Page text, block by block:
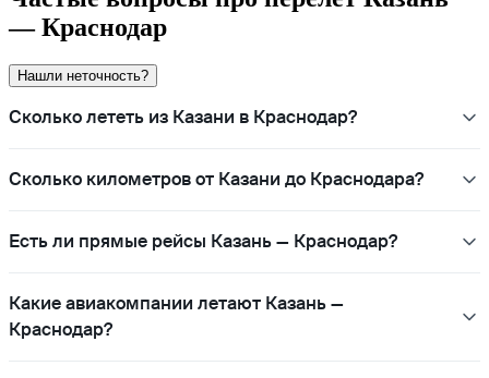
— Краснодар
Нашли неточность?
Сколько лететь из Казани в Краснодар?
Сколько километров от Казани до Краснодара?
Есть ли прямые рейсы Казань — Краснодар?
Какие авиакомпании летают Казань —
Краснодар?